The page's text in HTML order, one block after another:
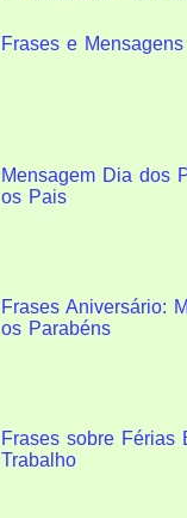
Frases e
Mensagem Dia dos
os Pais
Frases Aniversário:
os Parabéns
Frases sobre Férias
Trabalho